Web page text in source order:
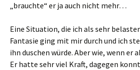
„brauchte“ er ja auch nicht mehr…
Eine Situation, die ich als sehr
Fantasie ging mit mir durch und ich
ihn duschen würde. Aber wie, wenn
Er hatte sehr viel Kraft, dagegen